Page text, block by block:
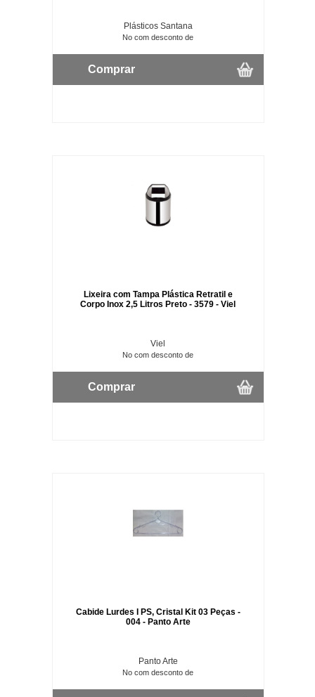
Plásticos Santana
No com desconto de
Comprar
Lixeira com Tampa Plástica Retratil e
Corpo Inox 2,5 Litros Preto - 3579 - Viel
Viel
No com desconto de
Comprar
Cabide Lurdes I PS, Cristal Kit 03 Peças -
004 - Panto Arte
Panto Arte
No com desconto de